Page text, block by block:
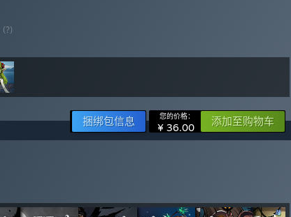
(?)
捆绑包信息 您的价格：
¥ 36.00 添加至购物车